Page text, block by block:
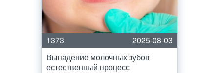
1373
2025-08-03
Выпадение молочных зубов
естественный процесс